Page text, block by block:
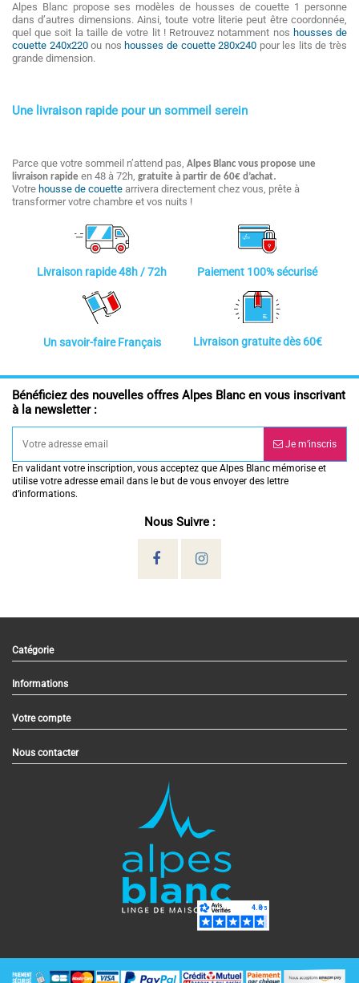
Alpes Blanc propose ses modèles de housses de couette 1 personne
dans d’autres dimensions. Ainsi, toute votre literie peut être coordonnée,
quel que soit la taille de votre lit ! Retrouvez notamment nos housses de
couette 240x220ou nos housses de couette 280x240 pour les lits de très
grande dimension.
Une livraison rapide pour un sommeil serein
Parce que votre sommeil n’attend pas, Alpes Blanc vous propose une
livraison rapide en 48 à 72h, gratuite à partir de 60€ d’achat.
Votre housse de couette arrivera directement chez vous, prête à
transformer votre chambre et vos nuits !
Livraison rapide 48h / 72h Paiement 100% sécurisé
Un savoir-faire Français Livraison gratuite dès 60€
Bénéficiez des nouvelles offres Alpes Blanc en vous inscrivant
à la newsletter :
Je m’inscris
En validant votre inscription, vous acceptez que Alpes Blanc mémorise et
utilise votre adresse email dans le but de vous envoyer des lettre
d’informations.
Nous Suivre :
Catégorie
Informations
Votre compte
Nous contacter